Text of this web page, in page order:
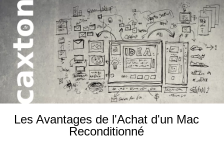
Les Avantages de l'Achat d'un Mac
Reconditionné